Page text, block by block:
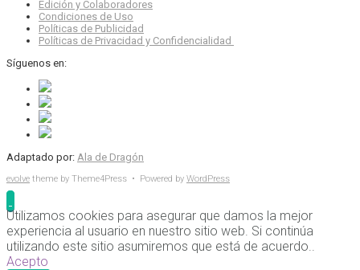
Edición y Colaboradores
Condiciones de Uso
Políticas de Publicidad
Políticas de Privacidad y Confidencialidad
Síguenos en:
Adaptado por: Ala de Dragón
evolve theme by Theme4Press • Powered by WordPress
Utilizamos cookies para asegurar que damos la mejor
experiencia al usuario en nuestro sitio web. Si continúa
utilizando este sitio asumiremos que está de acuerdo..
Acepto